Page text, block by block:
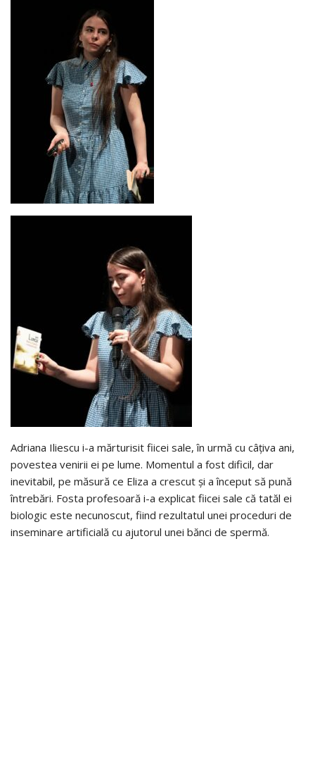
Adriana Iliescu i-a mărturisit fiicei sale, în urmă cu câțiva ani,
povestea venirii ei pe lume. Momentul a fost dificil, dar
inevitabil, pe măsură ce Eliza a crescut și a început să pună
întrebări. Fosta profesoară i-a explicat fiicei sale că tatăl ei
biologic este necunoscut, fiind rezultatul unei proceduri de
inseminare artificială cu ajutorul unei bănci de spermă.